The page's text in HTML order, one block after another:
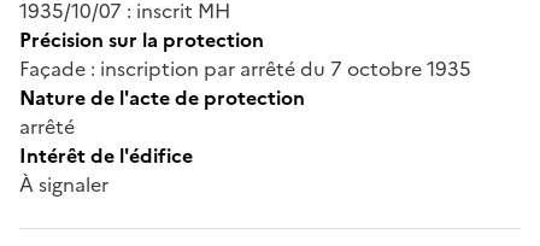
1935/10/07 : inscrit MH
Précision sur la protection
Façade : inscription par arrêté du 7 octobre 1935
Nature de l'acte de protection
arrêté
Intérêt de l'édifice
À signaler